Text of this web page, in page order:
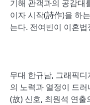
기해 관객과의 공감대
이자 시작(詩作)을 하
는다. 전여빈이 이혼
무대 한규남, 그래픽
의 노력과 열정이 드
(故) 신호, 최원석 연출